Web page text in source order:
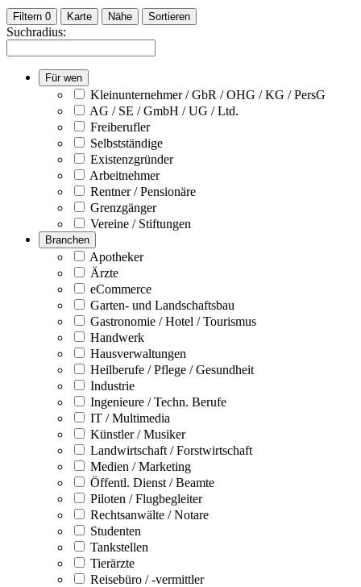
Filtern 0 Karte Nähe Sortieren
Suchradius:
Für wen
Kleinunternehmer / GbR / OHG / KG / PersG
AG / SE / GmbH / UG / Ltd.
Freiberufler
Selbstständige
Existenzgründer
Arbeitnehmer
Rentner / Pensionäre
Grenzgänger
Vereine / Stiftungen
Branchen
Apotheker
Ärzte
eCommerce
Garten- und Landschaftsbau
Gastronomie / Hotel / Tourismus
Handwerk
Hausverwaltungen
Heilberufe / Pflege / Gesundheit
Industrie
Ingenieure / Techn. Berufe
IT / Multimedia
Künstler / Musiker
Landwirtschaft / Forstwirtschaft
Medien / Marketing
Öffentl. Dienst / Beamte
Piloten / Flugbegleiter
Rechtsanwälte / Notare
Studenten
Tankstellen
Tierärzte
Reisebüro / -vermittler